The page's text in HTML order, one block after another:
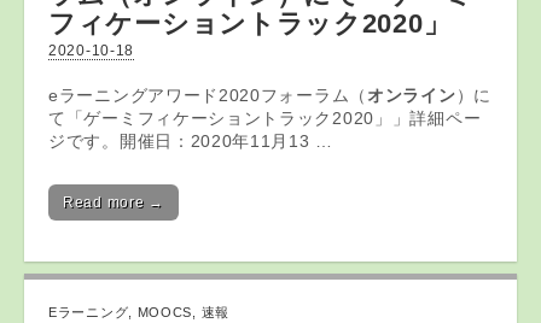
フィケーショントラック2020」
2020-10-18
eラーニングアワード2020フォーラム（ オンライン）に
て「ゲーミフィケーショントラック2020」」詳細ペー
ジです。開催日：2020年11月13 …
Read more →
Eラーニング MOOCS 速報